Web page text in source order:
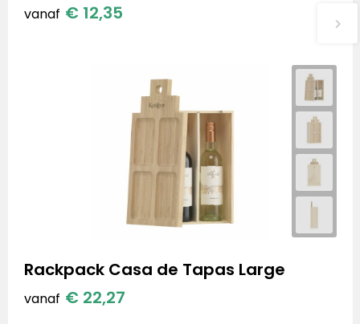
vanaf € 12,35
Rackpack Casa de Tapas Large
vanaf € 22,27